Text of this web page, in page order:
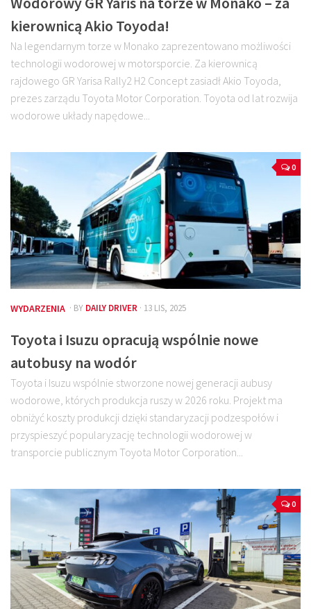
kierownicą Akio Toyoda!
Na legendarnym torze w Monako zaprezentowano możliwości
technologii wodorowej w motorsporcie. Za kierownicą
rajdowego GR Yarisa Rally2 H2 Concept zasiadł Akio Toyoda,
prezes zarządu Toyota Motor Corporation. Toyota od lat rozwija
wodorowe układy napędowe...
0
WYDARZENIA · BY DAILY DRIVER · 13 LIS, 2025
Toyota i Isuzu opracują wspólnie nowe
autobusy na wodór
Toyota i Isuzu wspólnie stworzone nowej generacji aubusy
wodorowe, których produkcja ruszy w 2026 roku. Projekt ma
obniżyć koszty produkcji dzięki standaryzacji podzespołów i
przyspieszyć popularyzację technologii wodorowej w
transporcie publicznym Toyota Motor Corporation...
0